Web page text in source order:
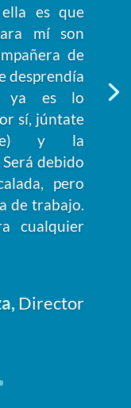
es que
mí son
de
desprendía
ya es lo
sí, júntate
y la
debido
pero
de trabajo.
cualquier
, Director